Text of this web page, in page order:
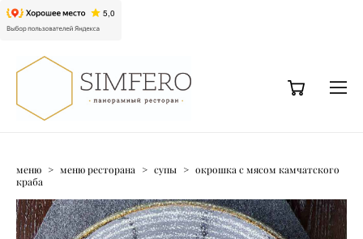
меню > меню ресторана > супы > окрошка с мясом камчатского
краба